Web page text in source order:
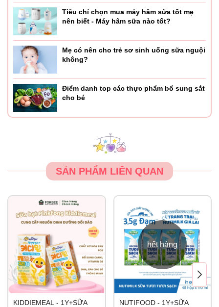
Tiêu chí chọn mua máy hâm sữa tốt mẹ
nên biết - Máy hâm sữa nào tốt?
Mẹ có nên cho trẻ sơ sinh uống sữa nguội
không?
Điểm danh top các thực phẩm bổ sung sắt
cho bé
SẢN PHẨM LIÊN QUAN
KIDDIEMEAL - 1Y+SỮA
hết hàng
NUTIFOOD - 1Y+SỮA